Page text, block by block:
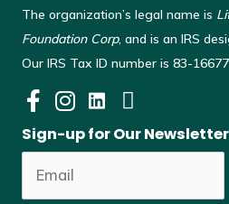
The organization’s legal name is
Foundation Corp, and is an IRS
Our IRS Tax ID number is 83-
Sign-up for Our Newsletter